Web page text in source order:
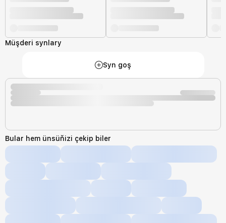
Bular hem ünsüňizi çekip biler
Müşderi synlary
Syn goş